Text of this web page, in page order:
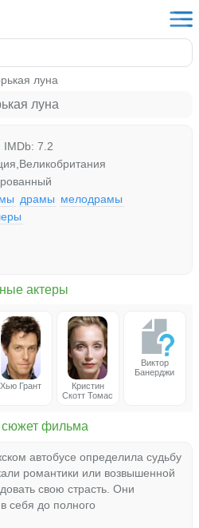
луна
луна
IMDb: 7.2
драмы мелодрамы
актеры
Хью Грант
Кристин
Скотт Томас
Виктор
Банерджи
сюжет фильма
автобусе определила судьбу
романтики или возвышенной
свою страсть. Они
себя до полного